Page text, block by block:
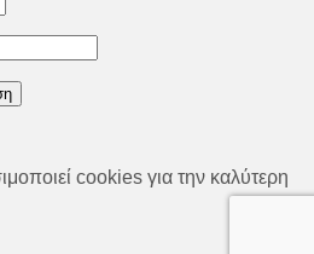
cookies για την καλύτερη